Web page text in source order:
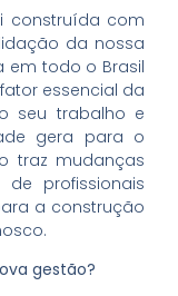
construída com
da nossa
em todo o Brasil
essencial da
seu trabalho e
gera para o
traz mudanças
profissionais
a construção
gestão?